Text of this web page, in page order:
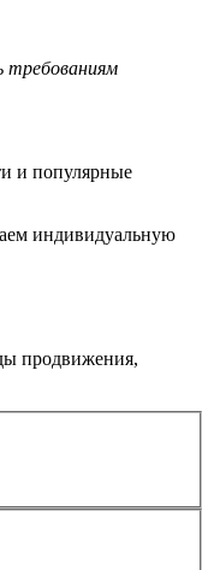
требованиям
и популярные
индивидуальную
продвижения,